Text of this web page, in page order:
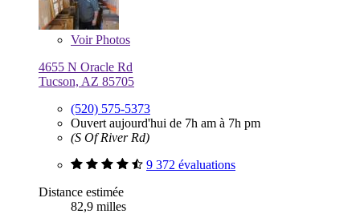
VoirPhotos
4655 N Oracle Rd
Tucson, AZ 85705
(520) 575-5373
Ouvert aujourd'hui de 7h am à 7h pm
(S Of River Rd)
9 372 évaluations
Distance estimée
82,9 milles